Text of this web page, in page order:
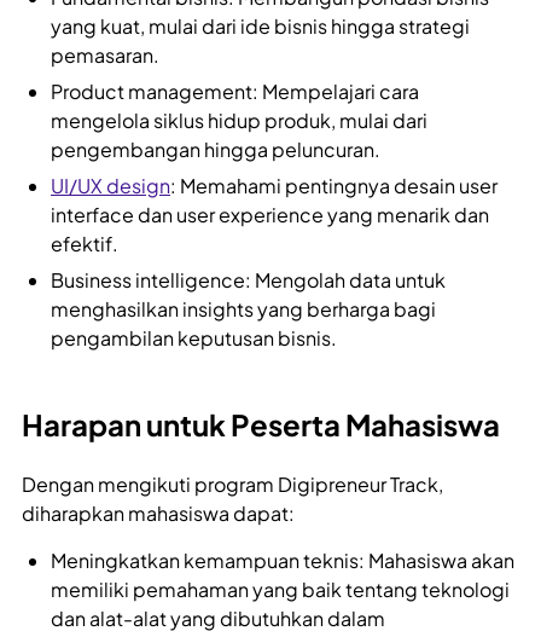
yang kuat, mulai dari ide bisnis hingga strategi
pemasaran.
Product management: Mempelajari cara
mengelola siklus hidup produk, mulai dari
pengembangan hingga peluncuran.
UI/UX design: Memahami pentingnya desain user
interface dan user experience yang menarik dan
efektif.
Business intelligence: Mengolah data untuk
menghasilkan insights yang berharga bagi
pengambilan keputusan bisnis.
Harapan untuk Peserta Mahasiswa
Dengan mengikuti program Digipreneur Track,
diharapkan mahasiswa dapat:
Meningkatkan kemampuan teknis: Mahasiswa akan
memiliki pemahaman yang baik tentang teknologi
dan alat-alat yang dibutuhkan dalam